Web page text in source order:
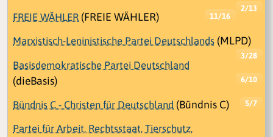
2/13
FREIE WÄHLER (FREIE WÄHLER) 11/16
Marxistisch-Leninistische Partei Deutschlands (MLPD)
3/28
Basisdemokratische Partei Deutschland
(dieBasis)
6/10
Bündnis C - Christen für Deutschland (Bündnis C) 5/7
Partei für Arbeit, Rechtsstaat, Tierschutz,